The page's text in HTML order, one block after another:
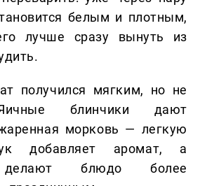
белым и плотным,
лучше сразу вынуть из
получился мягким, но не
блинчики дают
морковь — легкую
добавляет аромат, а
блюдо более